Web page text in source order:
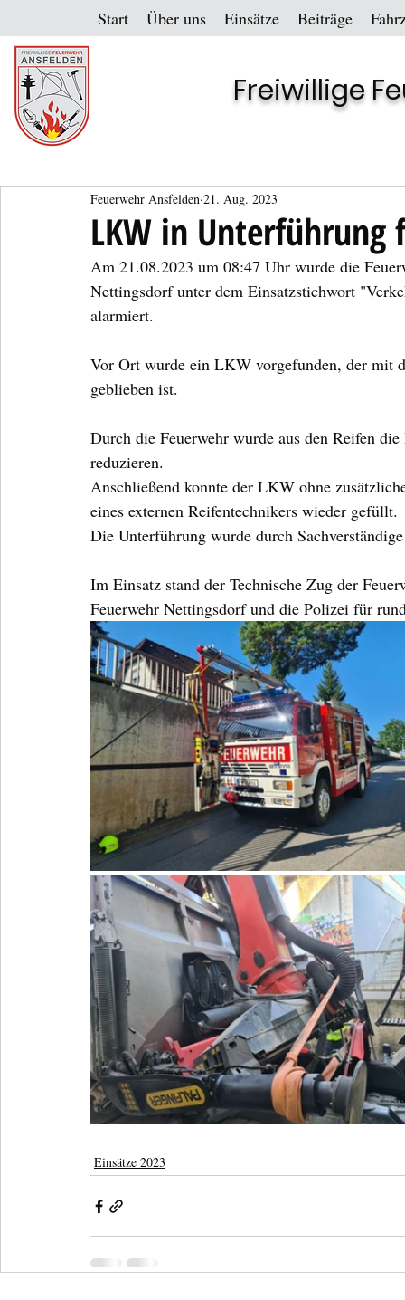
Start Über uns Einsätze Beiträge
Freiwillige
LKW in Unterführung
Feuerwehr Ansfelden 21. Aug. 2023
Am 21.08.2023 um 08:47 Uhr wurde die
Nettingsdorf unter dem Einsatzstichwort
alarmiert.
Vor Ort wurde ein LKW vorgefunden, der mit
geblieben ist.
Durch die Feuerwehr wurde aus den Reifen
reduzieren.
Anschließend konnte der LKW ohne
eines externen Reifentechnikers wieder gefüllt.
Die Unterführung wurde durch
Im Einsatz stand der Technische Zug der
Feuerwehr Nettingsdorf und die Polizei für
Einsätze 2023